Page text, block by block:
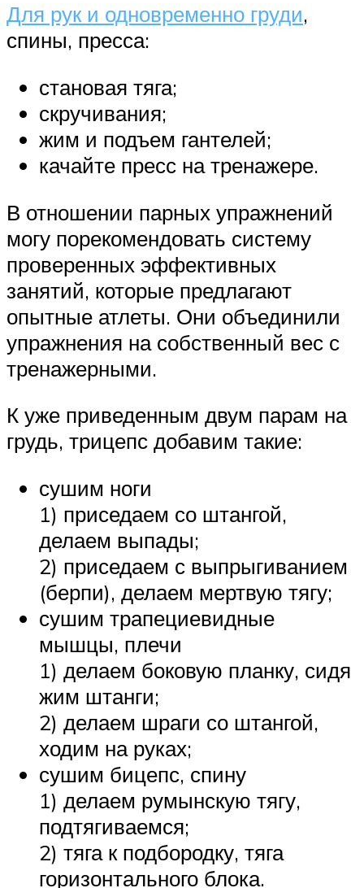
Для рук и одновременно груди,
спины, пресса:
становая тяга;
скручивания;
жим и подъем гантелей;
качайте пресс на тренажере.
В отношении парных упражнений
могу порекомендовать систему
проверенных эффективных
занятий, которые предлагают
опытные атлеты. Они объединили
упражнения на собственный вес с
тренажерными.
К уже приведенным двум парам на
грудь, трицепс добавим такие:
сушим ноги
1) приседаем со штангой,
делаем выпады;
2) приседаем с выпрыгиванием
(берпи), делаем мертвую тягу;
сушим трапециевидные
мышцы, плечи
1) делаем боковую планку, сидя
жим штанги;
2) делаем шраги со штангой,
ходим на руках;
сушим бицепс, спину
1) делаем румынскую тягу,
подтягиваемся;
2) тяга к подбородку, тяга
горизонтального блока.